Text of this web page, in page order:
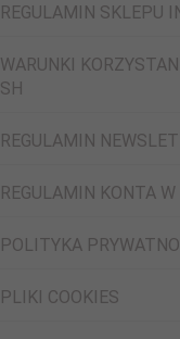
REGULAMIN SKLEPU
WARUNKI
SH
REGULAMIN
REGULAMIN KONTA
POLITYKA
PLIKI COOKIES